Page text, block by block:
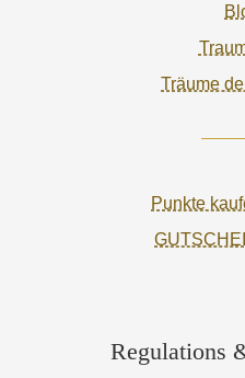
Träume
Punkte
Regulations